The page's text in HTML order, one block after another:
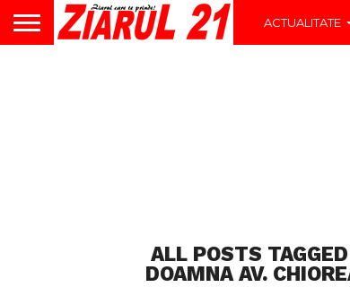
ACTUALITATE
ALL POSTS
DOAMNA AV.